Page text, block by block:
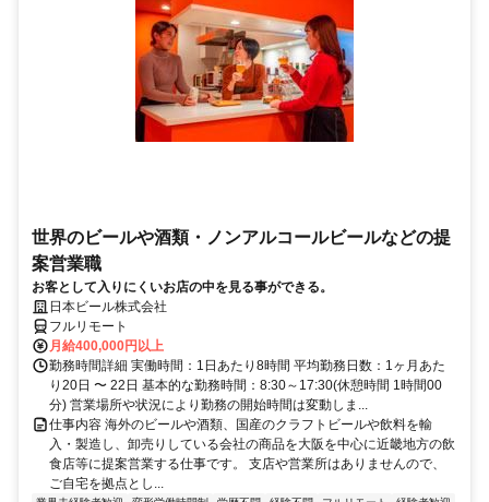
世界のビールや酒類・ノンアルコールビールなどの提
案営業職
お客として入りにくいお店の中を見る事ができる。
日本ビール株式会社
フルリモート
月給400,000円以上
勤務時間詳細 実働時間：1日あたり8時間 平均勤務日数：1ヶ月あた
り20日 〜 22日 基本的な勤務時間：8:30～17:30(休憩時間 1時間00
分) 営業場所や状況により勤務の開始時間は変動しま...
仕事内容 海外のビールや酒類、国産のクラフトビールや飲料を輸
入・製造し、卸売りしている会社の商品を大阪を中心に近畿地方の飲
食店等に提案営業する仕事です。 支店や営業所はありませんので、
ご自宅を拠点とし...